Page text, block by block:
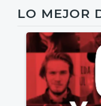
LO MEJOR